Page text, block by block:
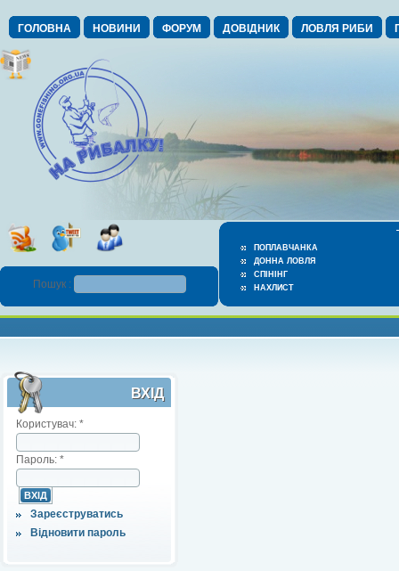
ГОЛОВНА НОВИНИ ФОРУМ ДОВІДНИК ЛОВЛЯ РИБИ
ПОПЛАВЧАНКА
ДОННА ЛОВЛЯ
СПІНІНГ
НАХЛИСТ
Пошук :
ВХІД
Користувач: *
Пароль: *
Зареєструватись
Відновити пароль